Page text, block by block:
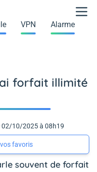
VPN Alarme
forfait illimité
02/10/2025 à 08h19
favoris
souvent de forfait